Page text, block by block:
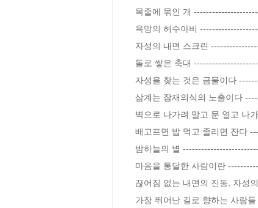
목줄에 묶인 개
욕망의 허수아비
자성의 내면 스크린
돌로 쌓은 축대
자성을 찾는 것은 금물이다
삼계는 잠재의식의 노출이다
벽으로 나가려 말고 문 열고 나
배고프면 밥 먹고 졸리면 잔다
밤하늘의 별
마음을 통달한 사람이란
끊어짐 없는 내면의 진동, 자성
가장 뛰어난 길로 향하는 사람